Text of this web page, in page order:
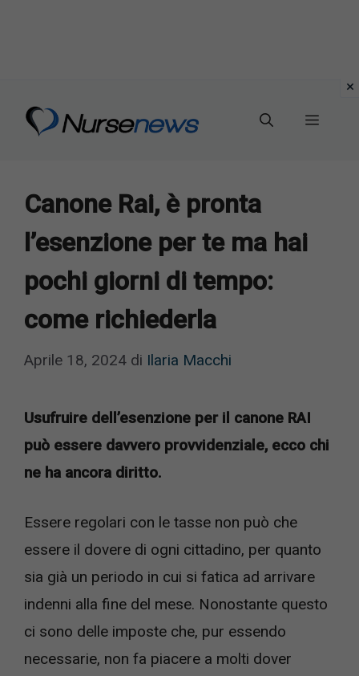
Menu
Canone Rai, è pronta
l’esenzione per te ma hai
pochi giorni di tempo:
come richiederla
Aprile 18, 2024 di Ilaria Macchi
Usufruire dell’esenzione per il canone RAI
può essere davvero provvidenziale, ecco chi
ne ha ancora diritto.
Essere regolari con le tasse non può che
essere il dovere di ogni cittadino, per quanto
sia già un periodo in cui si fatica ad arrivare
indenni alla fine del mese. Nonostante questo
ci sono delle imposte che, pur essendo
necessarie, non fa piacere a molti dover